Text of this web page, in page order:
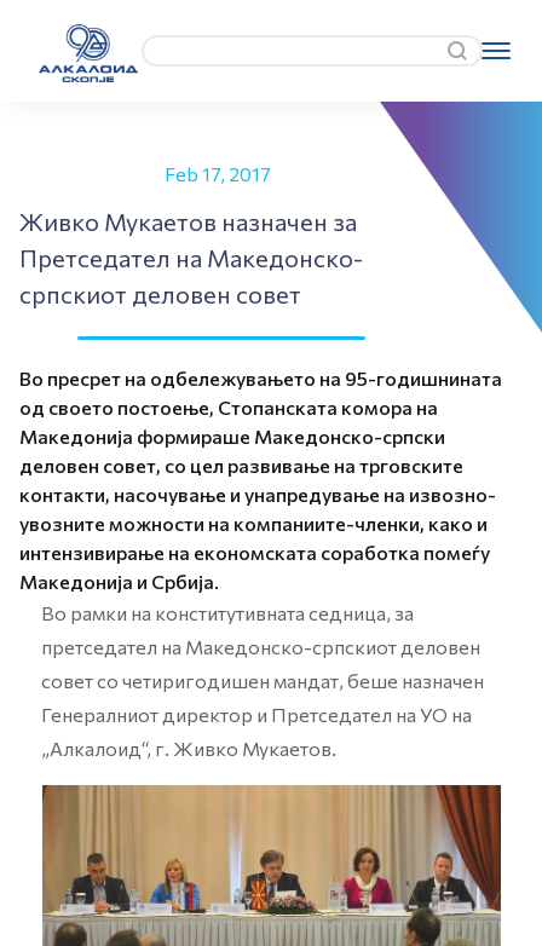
Feb 17, 2017
Живко Мукаетов назначен за
Претседател на Македонско-
српскиот деловен совет
Во пресрет на одбележувањето на 95-годишнината
од своето постоење, Стопанската комора на
Македонија формираше Македонско-српски
деловен совет, со цел развивање на трговските
контакти, насочување и унапредување на извозно-
увозните можности на компаниите-членки, како и
интензивирање на економската соработка помеѓу
Македонија и Србија.
Во рамки на конститутивната седница, за
претседател на Македонско-српскиот деловен
совет со четиригодишен мандат, беше назначен
Генералниот директор и Претседател на УО на
„Алкалоид“, г. Живко Мукаетов.